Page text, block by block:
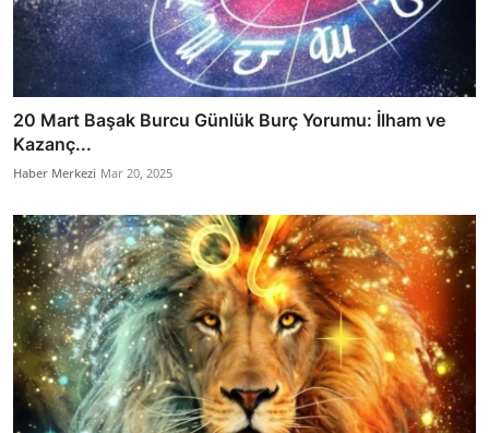
20 Mart Başak Burcu Günlük Burç Yorumu: İlham ve
Kazanç...
Haber Merkezi Mar 20, 2025